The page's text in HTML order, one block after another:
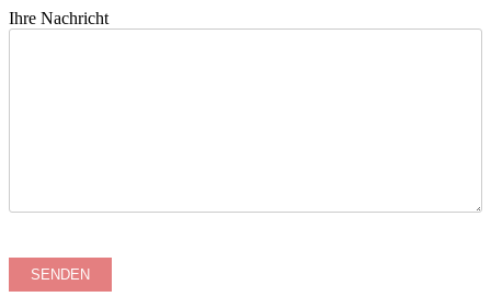
Ihre Nachricht